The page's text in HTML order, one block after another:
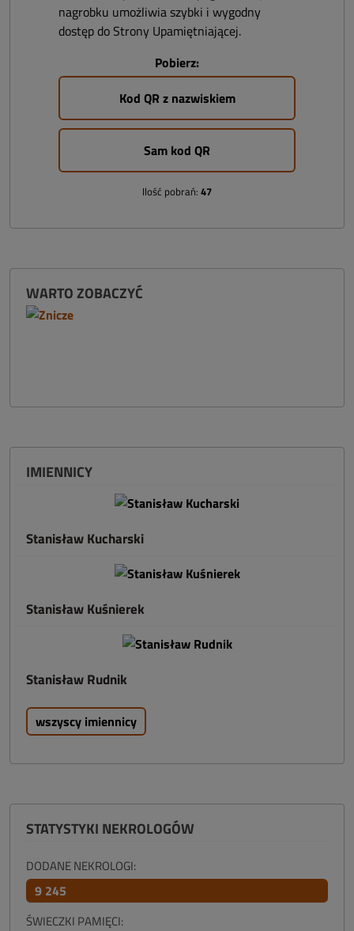
nagrobku umożliwia szybki i wygodny
dostęp do Strony Upamiętniającej.
Pobierz:
Kod QR z nazwiskiem
Sam kod QR
Ilość pobrań: 47
WARTO ZOBACZYĆ
IMIENNICY
Stanisław Kucharski
Stanisław Kuśnierek
Stanisław Rudnik
wszyscy imiennicy
STATYSTYKI NEKROLOGÓW
DODANE NEKROLOGI:
9 245
ŚWIECZKI PAMIĘCI: